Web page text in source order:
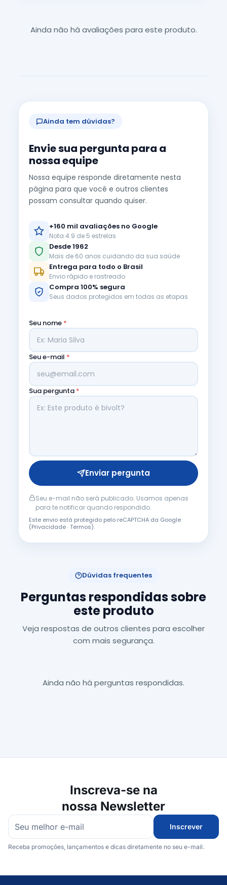
Ainda não há avaliações para este produto.
Ainda tem dúvidas?
Envie sua pergunta para a
nossa equipe
Nossa equipe responde diretamente nesta
página para que você e outros clientes
possam consultar quando quiser.
+160 mil avaliações no Google
Nota 4.9 de 5 estrelas
Desde 1962
Mais de 60 anos cuidando da sua saúde
Entrega para todo o Brasil
Envio rápido e rastreado
Compra 100% segura
Seus dados protegidos em todas as etapas
Seu nome *
Seu e-mail *
Sua pergunta *
Enviar pergunta
Seu e-mail não será publicado. Usamos apenas
para te notificar quando respondido.
Este envio está protegido pelo reCAPTCHA da Google
(Privacidade·Termos).
Dúvidas frequentes
Perguntas respondidas sobre
este produto
Veja respostas de outros clientes para escolher
com mais segurança.
Ainda não há perguntas respondidas.
Inscreva-se na
nossa Newsletter
Inscrever
Receba promoções, lançamentos e dicas diretamente no seu e-mail.